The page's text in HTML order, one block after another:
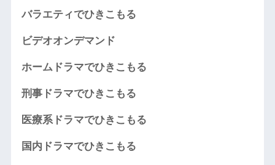
バラエティでひきこもる
ビデオオンデマンド
ホームドラマでひきこもる
刑事ドラマでひきこもる
医療系ドラマでひきこもる
国内ドラマでひきこもる